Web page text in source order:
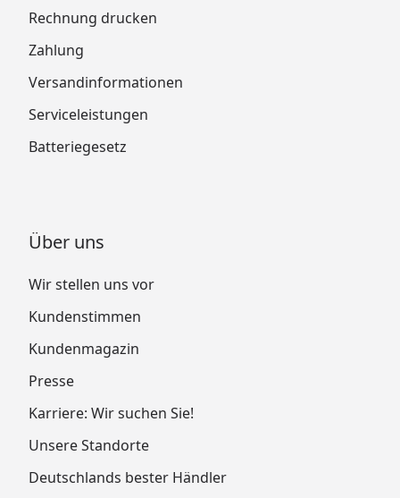
Rechnung drucken
Zahlung
Versandinformationen
Serviceleistungen
Batteriegesetz
Über uns
Wir stellen uns vor
Kundenstimmen
Kundenmagazin
Presse
Karriere: Wir suchen Sie!
Unsere Standorte
Deutschlands bester Händler